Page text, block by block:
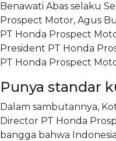
Benawati Abas selaku
Prospect Motor, Agus
PT Honda Prospect
President PT Honda
PT Honda Prospect
Punya standar
Dalam sambutannya,
Director PT Honda
bangga bahwa